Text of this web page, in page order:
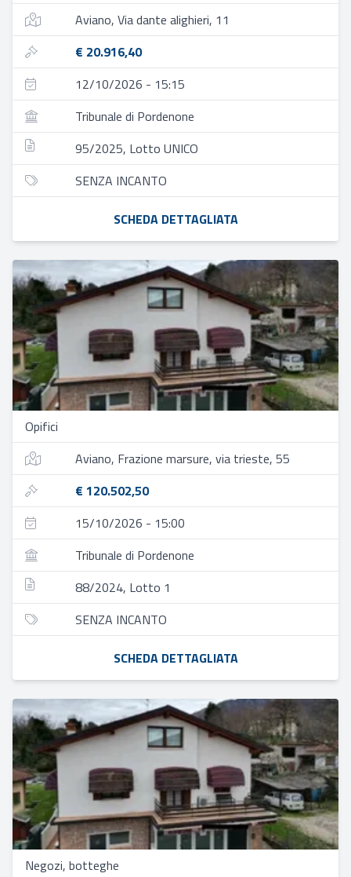
Aviano, Via dante alighieri, 11
€ 20.916,40
12/10/2026 - 15:15
Tribunale di Pordenone
95/2025, Lotto UNICO
SENZA INCANTO
SCHEDA DETTAGLIATA
Opifici
Aviano, Frazione marsure, via trieste, 55
€ 120.502,50
15/10/2026 - 15:00
Tribunale di Pordenone
88/2024, Lotto 1
SENZA INCANTO
SCHEDA DETTAGLIATA
Negozi, botteghe